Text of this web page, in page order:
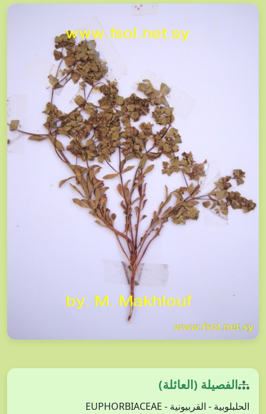
الفصيلة (العائلة)
الحلبلوبية - القربيونية - EUPHORBIACEAE